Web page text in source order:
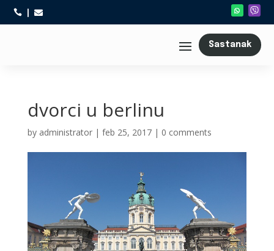
 
Sastanak
dvorci u berlinu
by administrator| feb 25, 2017| 0 comments